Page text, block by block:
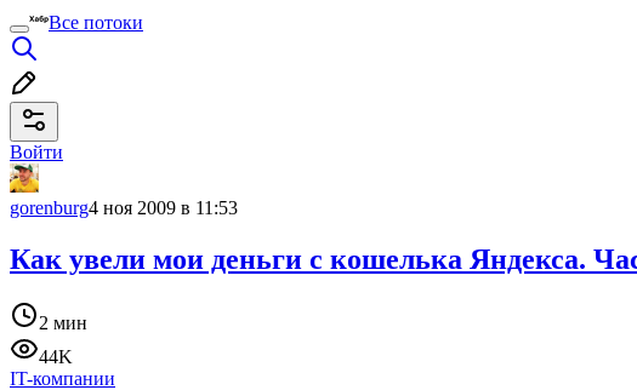
Все потоки
Войти
gorenburg4 ноя 2009 в 11:53
Как увели мои деньги с кошелька Яндекса.
2 мин
44K
IT-компании